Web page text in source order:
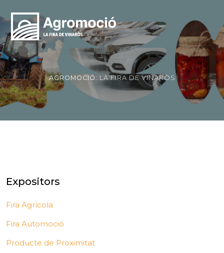
AGROMOCIÓ: LA FIRA DE VINARÒS
Expositors
Fira Agrícola
Fira Automoció
Producte de Proximitat